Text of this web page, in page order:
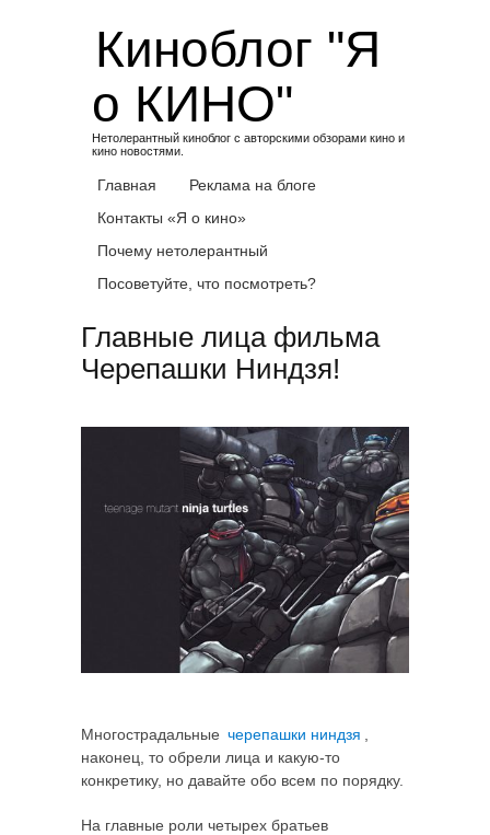
Киноблог "Я
о КИНО"
Нетолерантный киноблог с авторскими обзорами кино и
кино новостями.
Главная
Реклама на блоге
Контакты «Я о кино»
Почему нетолерантный
Посоветуйте, что посмотреть?
Главные лица фильма
Черепашки Ниндзя!
Многострадальные черепашки ниндзя
наконец, то обрели лица и какую-то
конкретику, но давайте обо всем по порядку.
На главные роли четырех братьев